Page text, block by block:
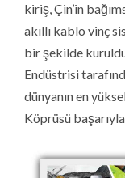
kiriş, Çin’in
akıllı kablo vinç
bir şekilde
Endüstrisi
dünyanın en
Köprüsü